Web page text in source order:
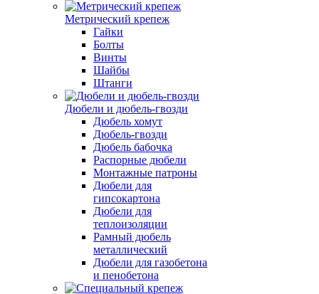
Метрический крепеж
Гайки
Болты
Винты
Шайбы
Штанги
Дюбели и дюбель-гвозди
Дюбель хомут
Дюбель-гвозди
Дюбель бабочка
Распорные дюбели
Монтажные патроны
Дюбели для
гипсокартона
Дюбели для
теплоизоляции
Рамный дюбель
металлический
Дюбели для газобетона
и пенобетона